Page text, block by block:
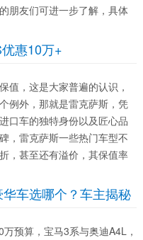
朋友们可进一步了解，具体
惠10万+
值，这是大家普遍的认识，
例外，那就是雷克萨斯，凭
口车的独特身份以及匠心品
，雷克萨斯一些热门车型不
，甚至还有溢价，其保值率
国汽车市场价格战愈演愈
萨斯也没能顶住，不得不加
车选哪个？车主揭秘
万预算，宝马3系与奥迪A4L，